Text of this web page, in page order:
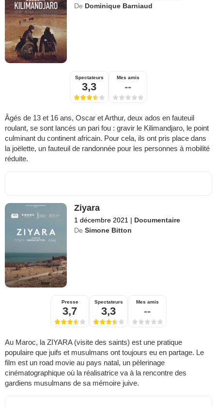
De Dominique Barniaud
Spectateurs
3,3
Mes amis
--
Âgés de 13 et 16 ans, Oscar et Arthur, deux ados en fauteuil
roulant, se sont lancés un pari fou : gravir le Kilimandjaro, le point
culminant du continent africain. Pour cela, ils ont pris place dans
la joëlette, un fauteuil de randonnée pour les personnes à mobilité
réduite.
Ziyara
1 décembre 2021 | Documentaire
De Simone Bitton
Presse
3,7
Spectateurs
3,3
Mes amis
--
Au Maroc, la ZIYARA (visite des saints) est une pratique
populaire que juifs et musulmans ont toujours eu en partage. Le
film est un road movie au pays natal, un pèlerinage
cinématographique où la réalisatrice va à la rencontre des
gardiens musulmans de sa mémoire juive.